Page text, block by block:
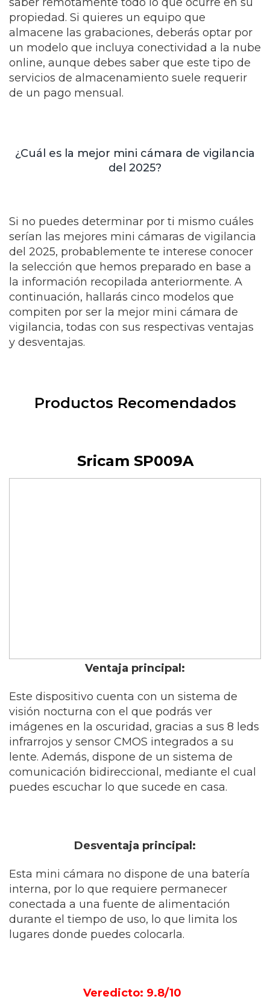
propiedad. Si quieres un equipo que
almacene las grabaciones, deberás optar por
un modelo que incluya conectividad a la nube
online, aunque debes saber que este tipo de
servicios de almacenamiento suele requerir
de un pago mensual.
¿Cuál es la mejor mini cámara de vigilancia
del 2025?
Si no puedes determinar por ti mismo cuáles
serían las mejores mini cámaras de vigilancia
del 2025, probablemente te interese conocer
la selección que hemos preparado en base a
la información recopilada anteriormente. A
continuación, hallarás cinco modelos que
compiten por ser la mejor mini cámara de
vigilancia, todas con sus respectivas ventajas
y desventajas.
Productos Recomendados
Sricam SP009A
Ventaja principal:
Este dispositivo cuenta con un sistema de
visión nocturna con el que podrás ver
imágenes en la oscuridad, gracias a sus 8 leds
infrarrojos y sensor CMOS integrados a su
lente. Además, dispone de un sistema de
comunicación bidireccional, mediante el cual
puedes escuchar lo que sucede en casa.
Desventaja principal:
Esta mini cámara no dispone de una batería
interna, por lo que requiere permanecer
conectada a una fuente de alimentación
durante el tiempo de uso, lo que limita los
lugares donde puedes colocarla.
Veredicto: 9.8/10